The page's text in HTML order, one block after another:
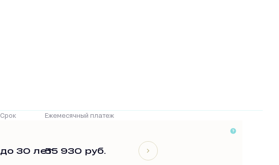
Срок
Ежемесячный платеж
до 30 лет55 930 руб.